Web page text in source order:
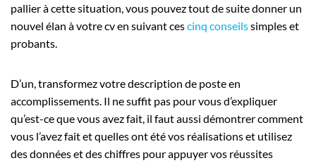
pallier à cette situation, vous pouvez tout de suite donner un
nouvel élan à votre cv en suivant cescinq conseilssimples et
probants.
D’un, transformez votre description de poste en
accomplissements. Il ne suffit pas pour vous d’expliquer
qu’est-ce que vous avez fait, il faut aussi démontrer comment
vous l’avez fait et quelles ont été vos réalisations et utilisez
des données et des chiffres pour appuyer vos réussites